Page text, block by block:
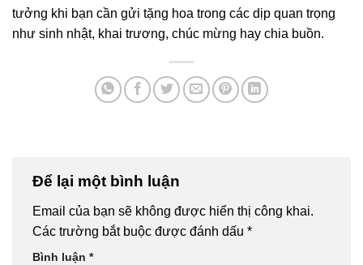
tưởng khi bạn cần gửi tặng hoa trong các dịp quan trọng
như sinh nhật, khai trương, chúc mừng hay chia buồn.
Để lại một bình luận
Email của bạn sẽ không được hiển thị công khai.
Các trường bắt buộc được đánh dấu *
Bình luận *